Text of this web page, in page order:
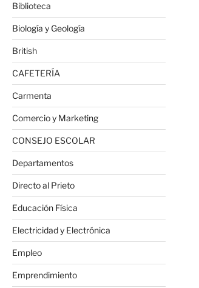
Biblioteca
Biología y Geología
British
CAFETERÍA
Carmenta
Comercio y Marketing
CONSEJO ESCOLAR
Departamentos
Directo al Prieto
Educación Física
Electricidad y Electrónica
Empleo
Emprendimiento